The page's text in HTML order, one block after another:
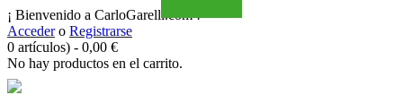
¡ Bienvenido a CarloGarelli.com !
Accedero Registrarse
0 artículos) - 0,00 €
No hay productos en el carrito.